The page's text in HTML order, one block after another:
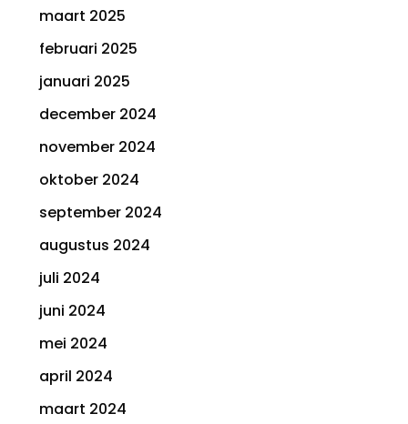
maart 2025
februari 2025
januari 2025
december 2024
november 2024
oktober 2024
september 2024
augustus 2024
juli 2024
juni 2024
mei 2024
april 2024
maart 2024